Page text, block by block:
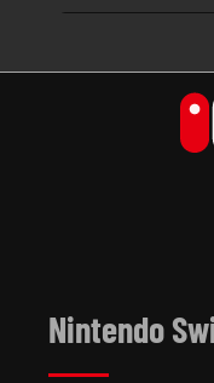
Nintendo